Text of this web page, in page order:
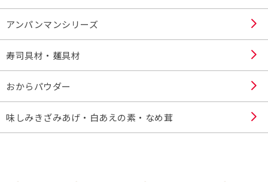
アンパンマンシリーズ
寿司具材・麺具材
おからパウダー
味しみきざみあげ・白あえの素・なめ茸